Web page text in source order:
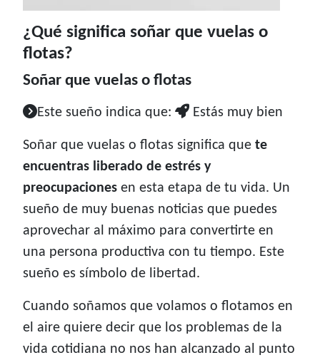
¿Qué significa soñar que vuelas o
flotas?
Soñar que vuelas o flotas
Este sueño indica que: Estás muy bien
Soñar que vuelas o flotas significa que te
encuentras liberado de estrés y
preocupaciones en esta etapa de tu vida. Un
sueño de muy buenas noticias que puedes
aprovechar al máximo para convertirte en
una persona productiva con tu tiempo. Este
sueño es símbolo de libertad.
Cuando soñamos que volamos o flotamos en
el aire quiere decir que los problemas de la
vida cotidiana no nos han alcanzado al punto